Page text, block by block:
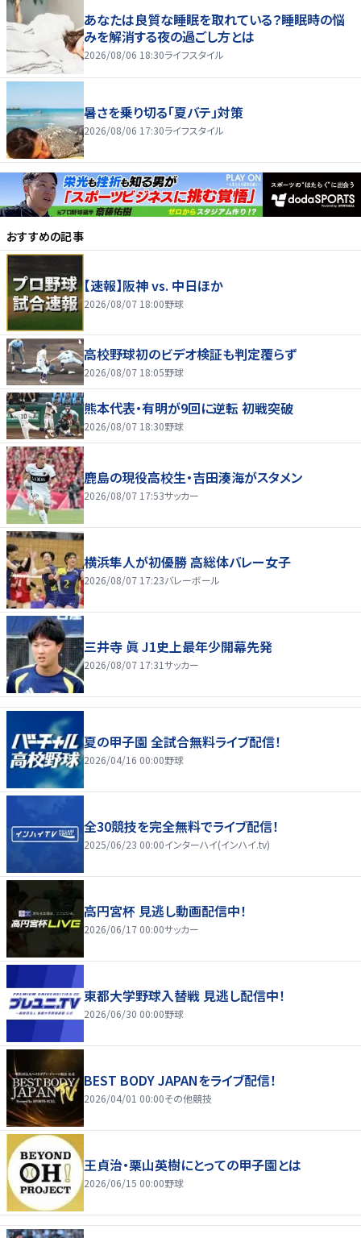
あなたは良質な睡眠を取れている？睡眠時の悩
みを解消する夜の過ごし方とは
2026/08/06 18:30ライフスタイル
暑さを乗り切る「夏バテ」対策
2026/08/06 17:30ライフスタイル
おすすめの記事
【速報】阪神 vs. 中日ほか
2026/08/07 18:00野球
高校野球初のビデオ検証も判定覆らず
2026/08/07 18:05野球
熊本代表・有明が9回に逆転 初戦突破
2026/08/07 18:30野球
鹿島の現役高校生・吉田湊海がスタメン
2026/08/07 17:53サッカー
横浜隼人が初優勝 高総体バレー女子
2026/08/07 17:23バレーボール
三井寺 眞 J1史上最年少開幕先発
2026/08/07 17:31サッカー
夏の甲子園 全試合無料ライブ配信！
2026/04/16 00:00野球
全30競技を完全無料でライブ配信！
2025/06/23 00:00インターハイ(インハイ.tv)
高円宮杯 見逃し動画配信中！
2026/06/17 00:00サッカー
東都大学野球入替戦 見逃し配信中！
2026/06/30 00:00野球
BEST BODY JAPANをライブ配信！
2026/04/01 00:00その他競技
王貞治・栗山英樹にとっての甲子園とは
2026/06/15 00:00野球